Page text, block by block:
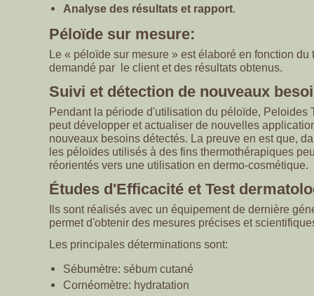
Analyse des résultats et rapport.
Péloïde sur mesure:
Le « péloïde sur mesure » est élaboré en fonction
demandé par le client et des résultats obtenus.
Suivi et détection de nouveaux
Pendant la période d'utilisation du péloïde, Peloides
peut développer et actualiser de nouvelles
nouveaux besoins détectés. La preuve en est que,
les péloïdes utilisés à des fins thermothérapiques
réorientés vers une utilisation en dermo-cosmétique.
Études d'Efficacité et Test
Ils sont réalisés avec un équipement de dernière
permet d'obtenir des mesures précises et
Les principales déterminations sont:
Sébumètre: sébum cutané
Cornéomètre: hydratation